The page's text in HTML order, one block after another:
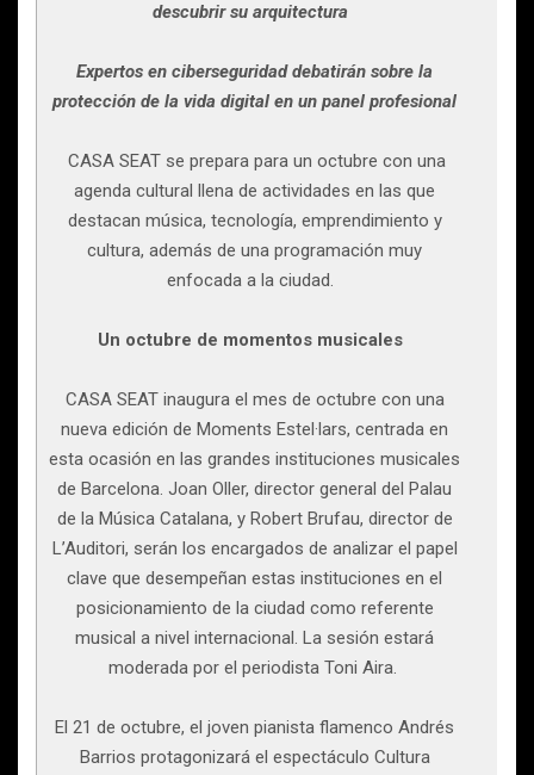
descubrir su arquitectura
Expertos en ciberseguridad debatirán sobre la
protección de la vida digital en un panel profesional
CASA SEAT se prepara para un octubre con una
agenda cultural llena de actividades en las que
destacan música, tecnología, emprendimiento y
cultura, además de una programación muy
enfocada a la ciudad.
Un octubre de momentos musicales
CASA SEAT inaugura el mes de octubre con una
nueva edición de Moments Estel·lars, centrada en
esta ocasión en las grandes instituciones musicales
de Barcelona. Joan Oller, director general del Palau
de la Música Catalana, y Robert Brufau, director de
L’Auditori, serán los encargados de analizar el papel
clave que desempeñan estas instituciones en el
posicionamiento de la ciudad como referente
musical a nivel internacional. La sesión estará
moderada por el periodista Toni Aira.
El 21 de octubre, el joven pianista flamenco Andrés
Barrios protagonizará el espectáculo Cultura